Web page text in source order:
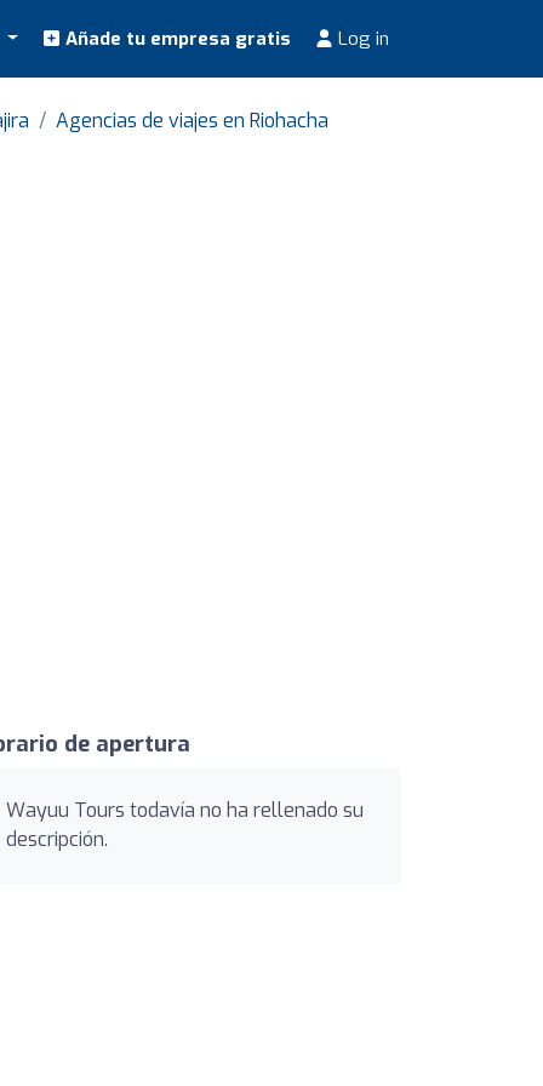
Añade tu empresa gratis Log in
Agencias de viajes en Riohacha
de apertura
Wayuu Tours todavía no ha rellenado su
descripción.